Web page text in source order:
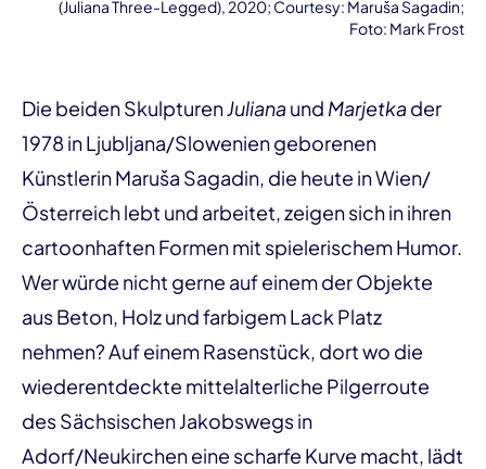
(Juliana Three-Legged), 2020; Courtesy: Maruša Sagadin;
Foto: Mark Frost
Die beiden SkulpturenJulianaund Marjetkader
1978 in Ljubljana/Slowenien geborenen
Künstlerin Maruša Sagadin, die heute in Wien/
Österreich lebt und arbeitet, zeigen sich in ihren
cartoonhaften Formen mit spielerischem Humor.
Wer würde nicht gerne auf einem der Objekte
aus Beton, Holz und farbigem Lack Platz
nehmen? Auf einem Rasenstück, dort wo die
wiederentdeckte mittelalterliche Pilgerroute
des Sächsischen Jakobswegs in
Adorf/Neukirchen eine scharfe Kurve macht, lädt